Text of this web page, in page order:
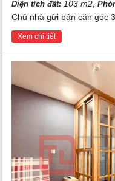
Diện tích đất: 103 m2,
Chủ nhà gửi bán căn góc
Xem chi tiết